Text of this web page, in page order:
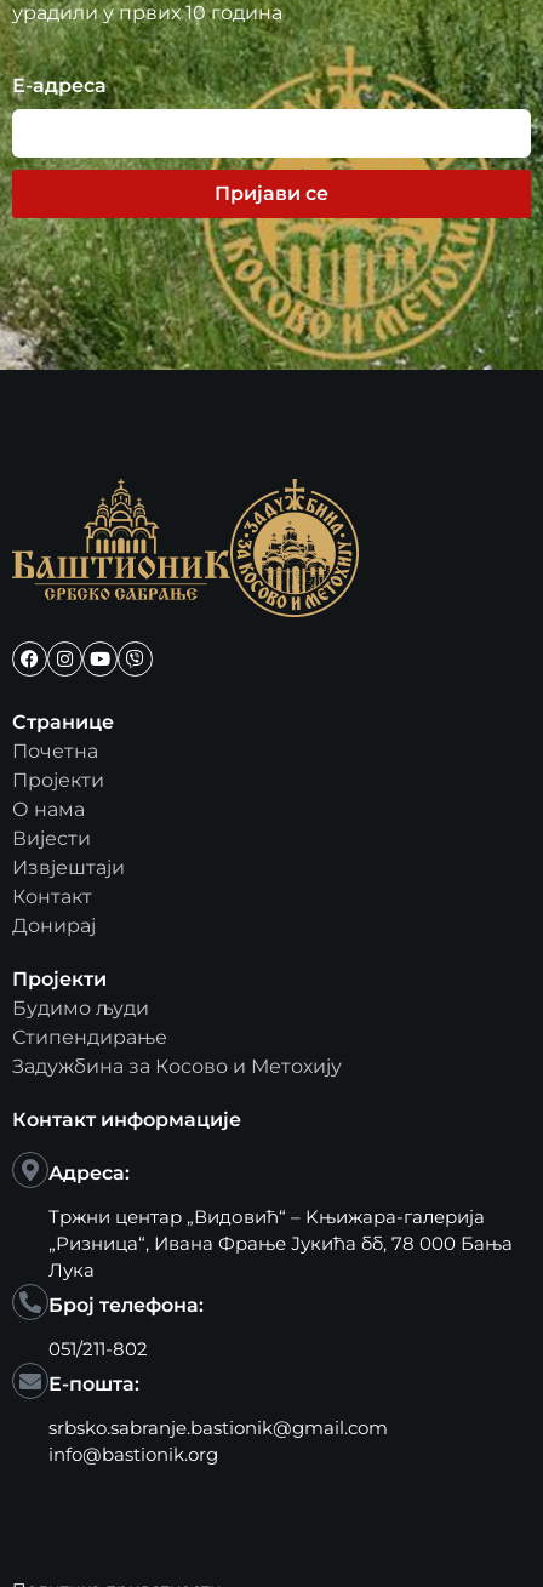
урадили у првих 10 година
Е-адреса
Пријави се
Странице
Почетна
Пројекти
О нама
Вијести
Извјештаји
Контакт
Донирај
Пројекти
Будимо људи
Стипендирање
Задужбина за Косово и Метохију
Контакт информације
Адреса:
Тржни центар „Видовић“ – Kњижара-галерија
„Ризница“, Ивана Фрање Јукића бб, 78 000 Бања
Лука
Број телефона:
051/211-802
Е-пошта:
srbsko.sabranje.bastionik@gmail.com
info@bastionik.org